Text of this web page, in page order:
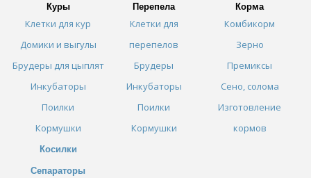
Куры
Клетки для кур
Домики и выгулы
Брудеры для цыплят
Инкубаторы
Поилки
Кормушки
Косилки
Сепараторы
Перепела
Клетки для
перепелов
Брудеры
Инкубаторы
Поилки
Кормушки
Корма
Комбикорм
Зерно
Премиксы
Сено, солома
Изготовление
кормов